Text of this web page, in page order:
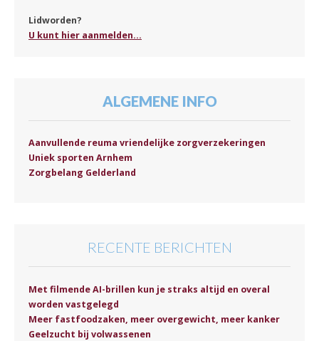
Lidworden?
U kunt hier aanmelden...
ALGEMENE INFO
Aanvullende reuma vriendelijke zorgverzekeringen
Uniek sporten Arnhem
Zorgbelang Gelderland
RECENTE BERICHTEN
Met filmende AI-brillen kun je straks altijd en overal
worden vastgelegd
Meer fastfoodzaken, meer overgewicht, meer kanker
Geelzucht bij volwassenen